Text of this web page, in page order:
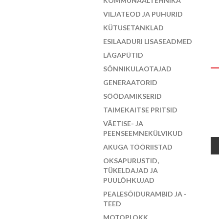
VILJATEOD JA PUHURID
KÜTUSETANKLAD
ESILAADURI LISASEADMED
LÄGAPÜTID
SÕNNIKULAOTAJAD
GENERAATORID
SÖÖDAMIKSERID
TAIMEKAITSE PRITSID
VÄETISE- JA
PEENSEEMNEKÜLVIKUD
AKUGA TÖÖRIISTAD
OKSAPURUSTID,
TÜKELDAJAD JA
PUULÕHKUJAD
PEALESÕIDURAMBID JA -
TEED
MOTOPLOKK